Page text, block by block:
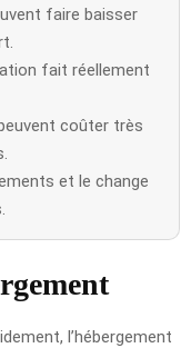
faire baisser
fait réellement
coûter très
et le change
l’hébergement